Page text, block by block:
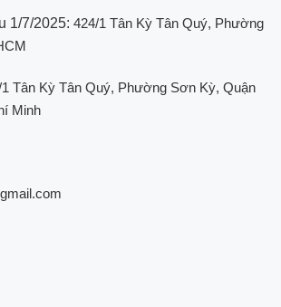
1/7/2025: 424/1 Tân Kỳ Tân Quý, Phường
1 Tân Kỳ Tân Quý, Phường Sơn Kỳ, Quận
Minh